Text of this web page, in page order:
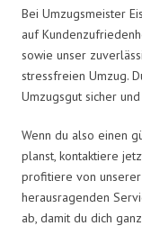
Bei Umzugsmeister
auf
sowie unser
stressfreien Umzug.
Umzugsgut sicher
Wenn du also einen
planst, kontaktiere
profitiere von
herausragenden
ab, damit du dich